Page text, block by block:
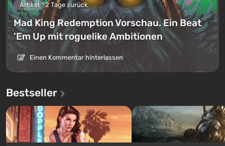
Artikel 2 Tage zurück
Mad King Redemption Vorschau. Ein Beat
’Em Up mit roguelike Ambitionen
Einen Kommentar hinterlassen
Bestseller